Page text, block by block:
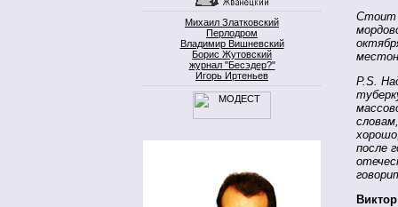
Михаил Златковский
Перлодром
Владимир Вишневский
Борис Жутовский
журнал "Бесэдер?"
Игорь Иртеньев
Стоит
P.S.
после